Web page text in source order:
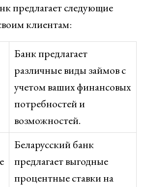
предлагает следующие
клиентам:
Банк предлагает
различные виды займов с
учетом ваших финансовых
потребностей и
возможностей.
Беларусский банк
предлагает выгодные
процентные ставки на